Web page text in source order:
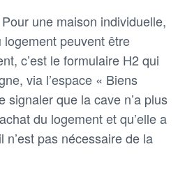
une maison individuelle,
logement peuvent être
c’est le formulaire H2 qui
via l’espace « Biens
signaler que la cave n’a plus
du logement et qu’elle a
pas nécessaire de la